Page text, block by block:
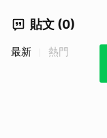
貼文 (0)
最新 熱門